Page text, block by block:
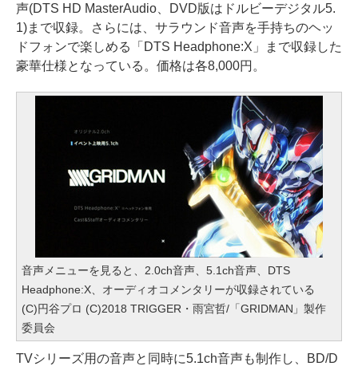
声(DTS HD MasterAudio、DVD版はドルビーデジタル5.
1)まで収録。さらには、サラウンド音声を手持ちのヘッ
ドフォンで楽しめる「DTS Headphone:X」まで収録した
豪華仕様となっている。価格は各8,000円。
音声メニューを見ると、2.0ch音声、5.1ch音声、DTS
Headphone:X、オーディオコメンタリーが収録されている
(C)円谷プロ (C)2018 TRIGGER・雨宮哲/「GRIDMAN」製作
委員会
TVシリーズ用の音声と同時に5.1ch音声も制作し、BD/D